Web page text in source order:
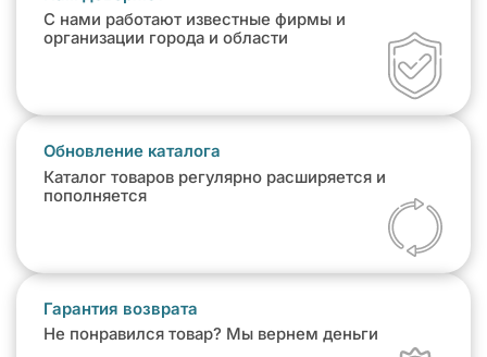
С нами работают известные фирмы и
организации города и области
Обновление каталога
Каталог товаров регулярно расширяется и
пополняется
Гарантия возврата
Не понравился товар? Мы вернем деньги